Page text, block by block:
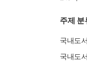
주제 분
국내도
국내도